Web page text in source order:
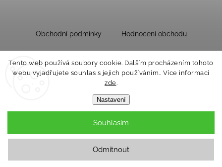
Tento web používá soubory cookie. Dalším procházením tohoto
webu vyjadřujete souhlas s jejich používáním.. Více informací
zde.
Nastavení
Odmítnout
Souhlasím
Obchodní podmínky Hodnocení obchodu
Copyright 2026Dětský obchůdek Žirafa. Všechna práva vyhrazena.
Upravit nastavení cookies